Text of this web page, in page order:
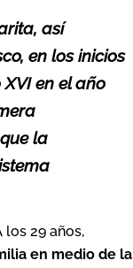
así
en los inicios
en el año
la
los 29 años,
en medio de la